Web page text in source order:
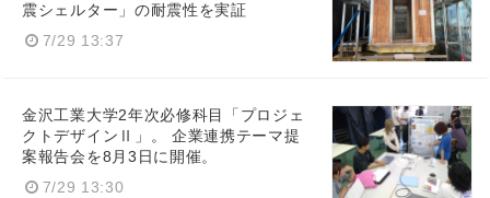
震シェルター」の耐震性を実証
7/29 13:37
金沢工業大学2年次必修科目「プロジェ
クトデザインⅡ」。 企業連携テーマ提
案報告会を8月3日に開催。
7/29 13:30